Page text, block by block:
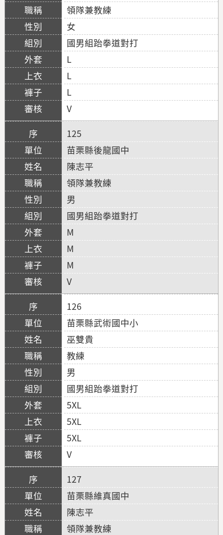
領隊兼教練
女
國男組跆拳道對打
L
L
L
V
125
苗栗縣後龍國中
陳志平
領隊兼教練
男
國男組跆拳道對打
M
M
M
V
126
苗栗縣武術國中小
巫雙貴
教練
男
國男組跆拳道對打
5XL
5XL
5XL
V
127
苗栗縣維真國中
陳志平
領隊兼教練